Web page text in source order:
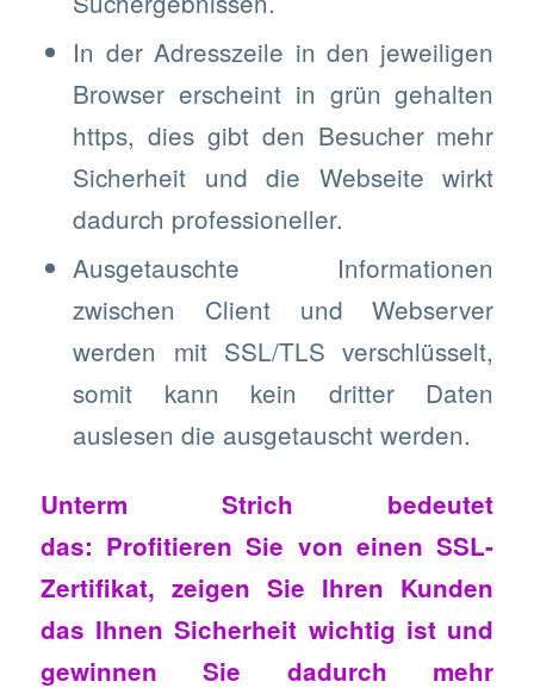
In der Adresszeile in den jeweiligen
Browser erscheint in grün gehalten
https, dies gibt den Besucher mehr
Sicherheit und die Webseite wirkt
dadurch professioneller.
Ausgetauschte Informationen
zwischen Client und Webserver
werden mit SSL/TLS verschlüsselt,
somit kann kein dritter Daten
auslesen die ausgetauscht werden.
Unterm Strich bedeutet
das: Profitieren Sie von einen SSL-
Zertifikat, zeigen Sie Ihren Kunden
das Ihnen Sicherheit wichtig ist und
gewinnen Sie dadurch mehr